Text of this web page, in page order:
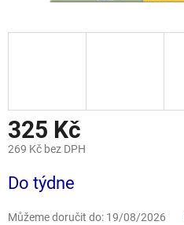
325 Kč
269 Kč bez DPH
cena:
Do týdne
Můžeme doručit do: 19/08/2026